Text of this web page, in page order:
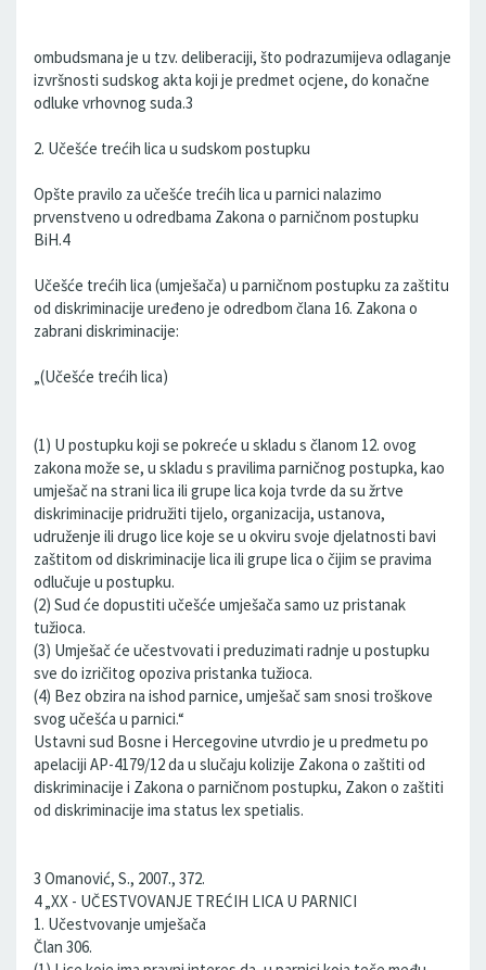
ombudsmana je u tzv. deliberaciji, što podrazumijeva odlaganje
izvršnosti sudskog akta koji je predmet ocjene, do konačne
odluke vrhovnog suda.3
2. Učešće trećih lica u sudskom postupku
Opšte pravilo za učešće trećih lica u parnici nalazimo
prvenstveno u odredbama Zakona o parničnom postupku
BiH.4
Učešće trećih lica (umješača) u parničnom postupku za zaštitu
od diskriminacije uređeno je odredbom člana 16. Zakona o
zabrani diskriminacije:
„(Učešće trećih lica)
(1) U postupku koji se pokreće u skladu s članom 12. ovog
zakona može se, u skladu s pravilima parničnog postupka, kao
umješač na strani lica ili grupe lica koja tvrde da su žrtve
diskriminacije pridružiti tijelo, organizacija, ustanova,
udruženje ili drugo lice koje se u okviru svoje djelatnosti bavi
zaštitom od diskriminacije lica ili grupe lica o čijim se pravima
odlučuje u postupku.
(2) Sud će dopustiti učešće umješača samo uz pristanak
tužioca.
(3) Umješač će učestvovati i preduzimati radnje u postupku
sve do izričitog opoziva pristanka tužioca.
(4) Bez obzira na ishod parnice, umješač sam snosi troškove
svog učešća u parnici.“
Ustavni sud Bosne i Hercegovine utvrdio je u predmetu po
apelaciji AP-4179/12 da u slučaju kolizije Zakona o zaštiti od
diskriminacije i Zakona o parničnom postupku, Zakon o zaštiti
od diskriminacije ima status lex spetialis.
3 Omanović, S., 2007., 372.
4 „XX - UČESTVOVANJE TREĆIH LICA U PARNICI
1. Učestvovanje umješača
Član 306.